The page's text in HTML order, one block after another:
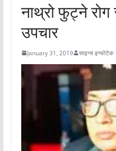
नाथ्रो फुट्ने
उपचार
January 31, 2019 साइन्स इन्फोटेक